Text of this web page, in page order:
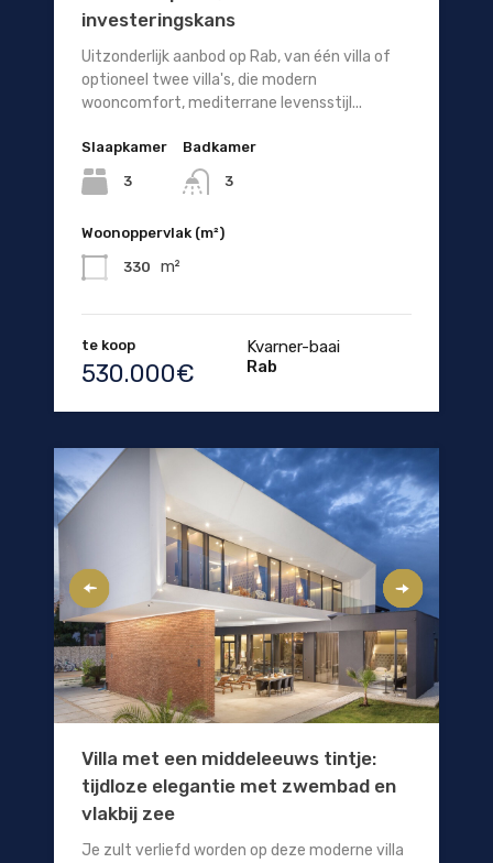
investeringskans
Uitzonderlijk aanbod op Rab, van één villa of
optioneel twee villa's, die modern
wooncomfort, mediterrane levensstijl...
Slaapkamer
3
Badkamer
3
Woonoppervlak (m²)
330 m²
te koop
530.000€
Kvarner-baai
Rab
Villa met een middeleeuws tintje:
tijdloze elegantie met zwembad en
vlakbij zee
Je zult verliefd worden op deze moderne villa